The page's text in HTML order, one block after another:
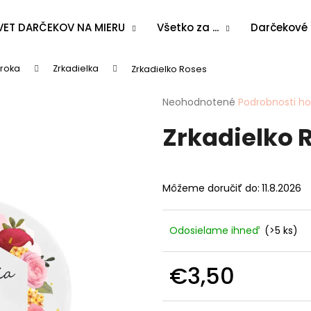
DARČEKOV NA MIERU Všetko za ... Darčekové
Zrkadielka Zrkadielko Roses
Priemerné
produktu
je
hviezdičiek.
Neohodnotené Podrobnosti
Zrkadielko
Môžeme doručiť do: 11.8.2026
Odosielame ihneď (>5 ks)
€3,50
cena:
Čo potrebujete nájsť?
HĽADAŤ